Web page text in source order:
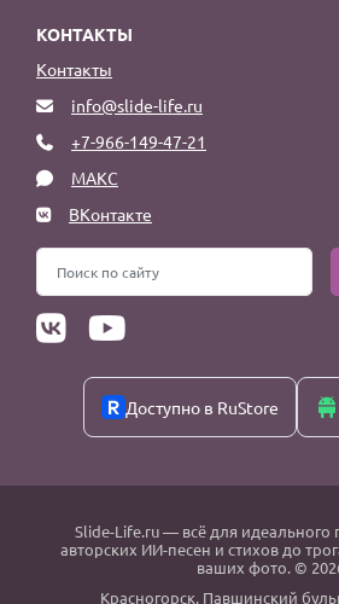
КОНТАКТЫ
Контакты
info@slide-life.ru
+7-966-149-47-21
МАКС
ВКонтакте
Доступно в RuStore
Slide-Life.ru— всё для идеального
авторских ИИ-песен и стихов до
ваших фото. ©
Красногорск, Павшинский